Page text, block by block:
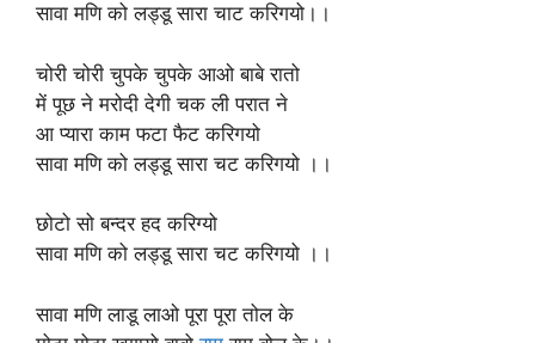
सावा मणि को लड्डू सारा चाट करिगयो।।
चोरी चोरी चुपके चुपके आओ बाबे रातो
में पूछ ने मरोदी देगी चक ली परात ने
आ प्यारा काम फटा फैट करिगयो
सावा मणि को लड्डू सारा चट करिगयो ।।
छोटो सो बन्दर हद करिग्यो
सावा मणि को लड्डू सारा चट करिगयो ।।
सावा मणि लाडू लाओ पूरा पूरा तोल के